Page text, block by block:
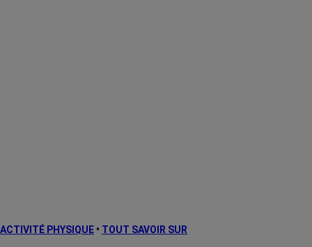
ACTIVITÉ PHYSIQUE • TOUT SAVOIR SUR